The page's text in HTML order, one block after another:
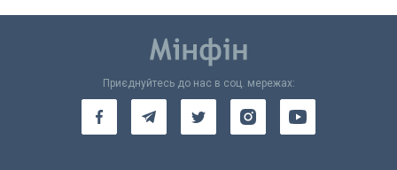
Приєднуйтесь до нас в соц. мережах: